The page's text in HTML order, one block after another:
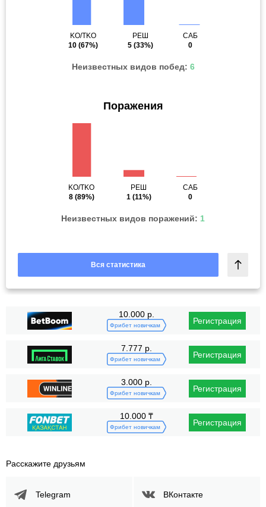
KO/TKO
10 (67%)
РЕШ
5 (33%)
САБ
0
Неизвестных видов побед: 6
Поражения
KO/TKO
8(89%)
РЕШ
1(11%)
САБ
0
Неизвестных видов поражений: 1
Вся статистика
10.000 р.
Фрибет новичкам Регистрация
7.777 р.
Фрибет новичкам Регистрация
3.000 р.
Фрибет новичкам Регистрация
10.000 ₸
Фрибет новичкам Регистрация
Расскажите друзьям
Telegram ВКонтакте